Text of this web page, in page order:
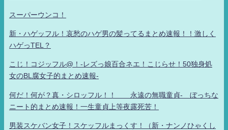
スーパーウンコ！
新・ハゲッフル！哀愁のハゲ男の髪ってるまとめ速報！！激しく
ハゲっTEL？
こじ！コジッフル@！-レズっ娘百合ネエ！こじらせ！50独身処
女のBL腐女子的まとめ速報-
何だ！何が？真・シロッフル！！ 永遠の無職童貞- ぼっちな
ニート的まとめ速報！一生童貞上等夜露死苦！
男装スケバン女子！スケッフルまっくす！（新・ナンノひゃくし